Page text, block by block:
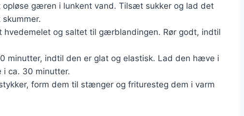
opløse gæren i lunkent vand. Tilsæt sukker og lad det
hvedemelet og saltet til gærblandingen. Rør godt, indtil
minutter, indtil den er glat og elastisk. Lad den hæve i
ca. 30 minutter.
form dem til stænger og frituresteg dem i varm